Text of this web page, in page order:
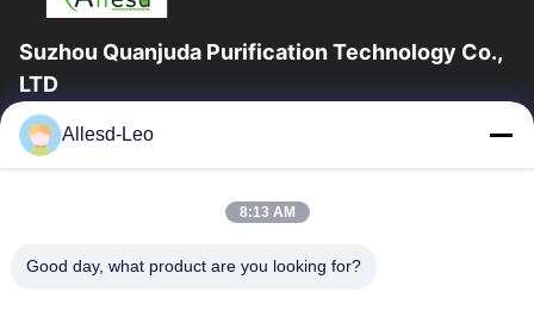
Suzhou Quanjuda Purification Technology Co.,
LTD
16years ervaring, als belangrijke fabrikant en exporteur van
ESD & Cleanroom producten, bieden wij een volledige lijn van
Huis
Producten
Allesd-Leo
8:13 AM
Good day, what product are you looking for?